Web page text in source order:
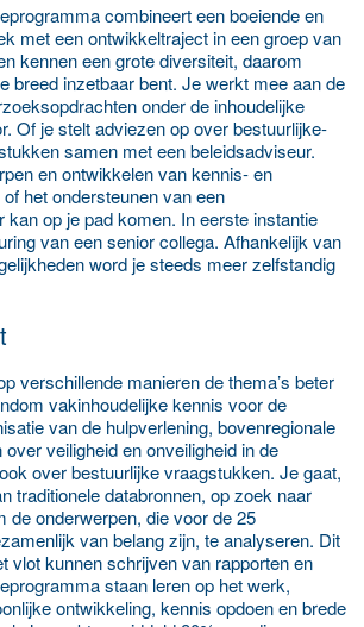
combineert een boeiende en
met een ontwikkeltraject in een groep van
kennen een grote diversiteit, daarom
breed inzetbaar bent. Je werkt mee aan de
onder de inhoudelijke
Of je stelt adviezen op over bestuurlijke-
samen met een beleidsadviseur.
en ontwikkelen van kennis- en
het ondersteunen van een
kan op je pad komen. In eerste instantie
van een senior collega. Afhankelijk van
word je steeds meer zelfstandig
verschillende manieren de thema’s beter
vakinhoudelijke kennis voor de
van de hulpverlening, bovenregionale
veiligheid en onveiligheid in de
over bestuurlijke vraagstukken. Je gaat,
traditionele databronnen, op zoek naar
de onderwerpen, die voor de 25
van belang zijn, te analyseren. Dit
vlot kunnen schrijven van rapporten en
staan leren op het werk,
ontwikkeling, kennis opdoen en brede